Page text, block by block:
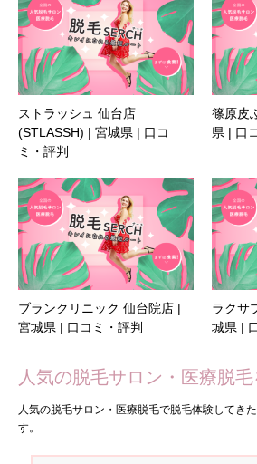
ストラッシュ 仙台店
(STLASSH) | 宮城県 | 口コ
ミ・評判
篠原皮
県 | 口
ブランクリニック 仙台院店 |
宮城県 | 口コミ・評判
ラクサ
城県 |
人気の脱毛サロン・医療脱
人気の脱毛サロン・医療脱毛で脱毛体験してき
す。